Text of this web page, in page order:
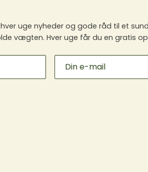
uge nyheder og gode råd til et
vægten. Hver uge får du en gratis